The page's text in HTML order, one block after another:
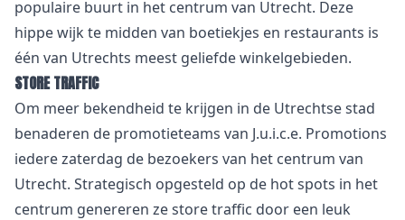
populaire buurt in het centrum van Utrecht. Deze
hippe wijk te midden van boetiekjes en restaurants is
één van Utrechts meest geliefde winkelgebieden.
STORE TRAFFIC
Om meer bekendheid te krijgen in de Utrechtse stad
benaderen de promotieteams van J.u.i.c.e. Promotions
iedere zaterdag de bezoekers van het centrum van
Utrecht. Strategisch opgesteld op de hot spots in het
centrum genereren ze store traffic door een leuk